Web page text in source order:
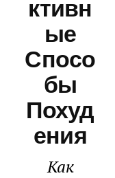
Ктивн
Ые
Спосо
Бы
Похуд
Ения
Как